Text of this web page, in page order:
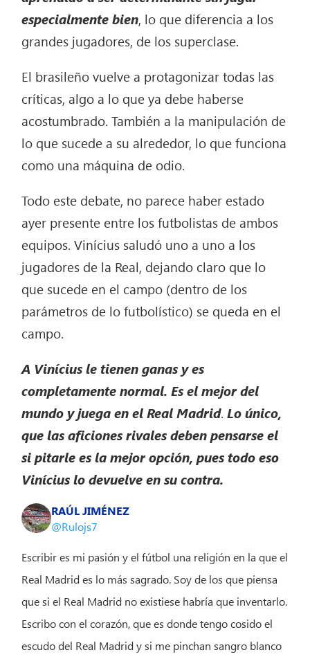
especialmente bien, lo que diferencia a los
grandes jugadores, de los superclase.
El brasileño vuelve a protagonizar todas las
críticas, algo a lo que ya debe haberse
acostumbrado. También a la manipulación de
lo que sucede a su alrededor, lo que funciona
como una máquina de odio.
Todo este debate, no parece haber estado
ayer presente entre los futbolistas de ambos
equipos. Vinícius saludó uno a uno a los
jugadores de la Real, dejando claro que lo
que sucede en el campo (dentro de los
parámetros de lo futbolístico) se queda en el
campo.
A Vinícius le tienen ganas y es
completamente normal. Es el mejor del
mundo y juega en el Real Madrid.Lo único,
que las aficiones rivales deben pensarse el
si pitarle es la mejor opción, pues todo eso
Vinícius lo devuelve en su contra.
RAÚL JIMÉNEZ
@Rulojs7
Escribir es mi pasión y el fútbol una religión en la que el
Real Madrid es lo más sagrado. Soy de los que piensa
que si el Real Madrid no existiese habría que inventarlo.
Escribo con el corazón, que es donde tengo cosido el
escudo del Real Madrid y si me pinchan sangro blanco